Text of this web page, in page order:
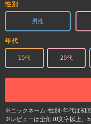
性別
男性
年代
10代 20代
※ニックネーム･性別･年代は初
※レビューは全角10文字以上、